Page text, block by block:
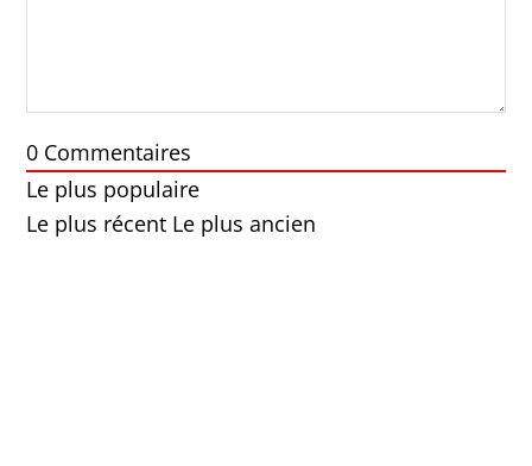
0 Commentaires
Le plus populaire
Le plus récent Le plus ancien